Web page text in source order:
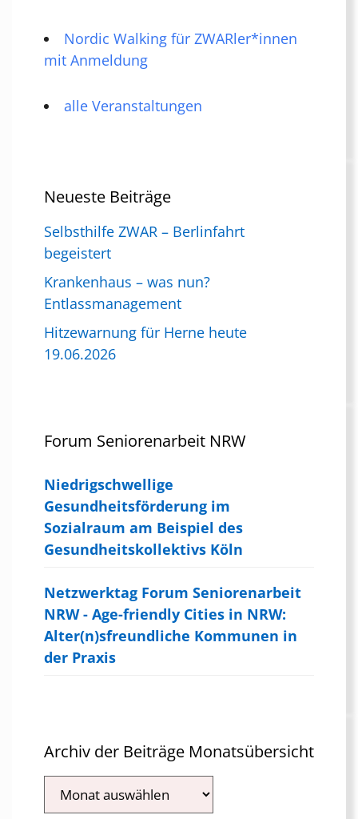
Nordic Walking für ZWARler*innen
mit Anmeldung
alle Veranstaltungen
Neueste Beiträge
Selbsthilfe ZWAR – Berlinfahrt
begeistert
Krankenhaus – was nun?
Entlassmanagement
Hitzewarnung für Herne heute
19.06.2026
Forum Seniorenarbeit NRW
Niedrigschwellige
Gesundheitsförderung im
Sozialraum am Beispiel des
Gesundheitskollektivs Köln
Netzwerktag Forum Seniorenarbeit
NRW - Age-friendly Cities in NRW:
Alter(n)sfreundliche Kommunen in
der Praxis
Archiv der Beiträge Monatsübersicht
Archiv